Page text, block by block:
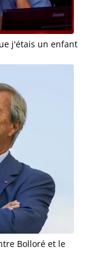
j'étais un enfant
Bolloré et le